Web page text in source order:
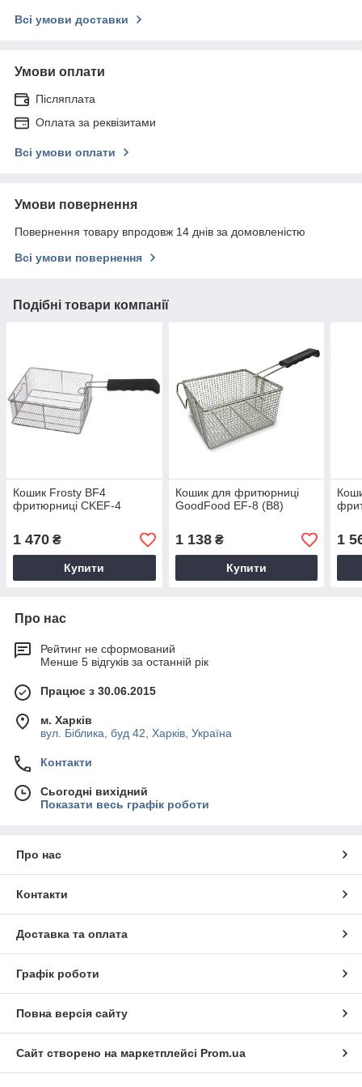
Всі умови доставки
Умови оплати
Післяплата
Оплата за реквізитами
Всі умови оплати
Умови повернення
Повернення товару впродовж 14 днів за домовленістю
Всі умови повернення
Подібні товари компанії
Кошик Frosty BF4
фритюрниці CKEF-4
1 470 ₴
Купити
Кошик для фритюрниці
GoodFood EF-8 (B8)
1 138₴
Купити
1
Про нас
Рейтинг не сформований
Менше 5 відгуків за останній рік
Працює з 30.06.2015
м. Харків
вул. Біблика, буд 42, Харків, Україна
Контакти
Сьогодні вихідний
Показати весь графік роботи
Про нас
Контакти
Доставка та оплата
Графік роботи
Повна версія сайту
Сайт створено на маркетплейсі Prom.ua